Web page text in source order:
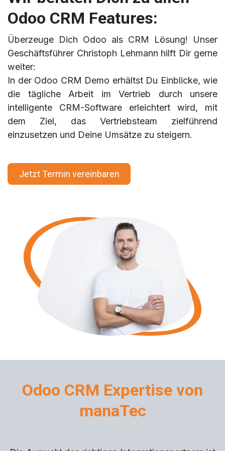
Odoo CRM Features:
Überzeuge Dich Odoo als CRM Lösung! Unser
Geschäftsführer Christoph Lehmann hilft Dir gerne
weiter:
In der Odoo CRM Demo erhältst Du Einblicke, wie
die tägliche Arbeit im Vertrieb durch unsere
intelligente CRM-Software erleichtert wird, mit
dem Ziel, das Vertriebsteam zielführend
einzusetzen und Deine Umsätze zu steigern.
Jetzt Termin vereinbaren
Odoo CRM Expertise von
manaTec